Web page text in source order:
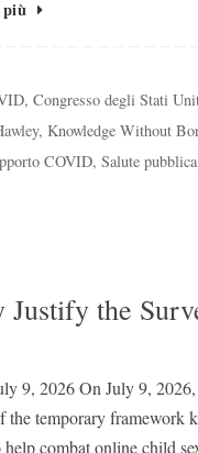
,Congresso degli Stati
, Knowledge Without
COVID, Salute pubblica
the
9, 2026 On July 9,
the temporary framework
help combat online child